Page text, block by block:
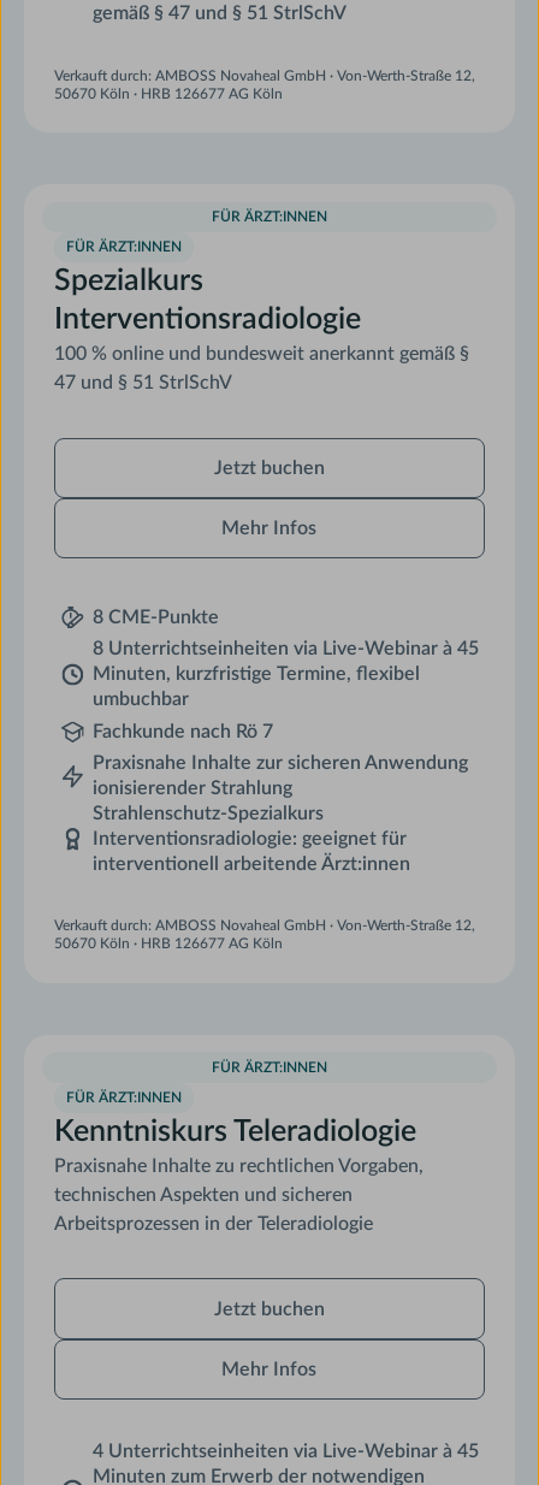
gemäß § 47 und § 51 StrlSchV
Verkauft durch: AMBOSS Novaheal GmbH · Von-Werth-Straße 12,
50670 Köln · HRB 126677 AG Köln
FÜR ÄRZT:INNEN
FÜR ÄRZT:INNEN
Spezialkurs
Interventionsradiologie
100 % online und bundesweit anerkannt gemäß §
47 und § 51 StrlSchV
buchen
Jetzt buchen
Mehr Infos
8 CME-Punkte
8 Unterrichtseinheiten via Live-Webinar à 45
Minuten, kurzfristige Termine, flexibel
umbuchbar
Fachkunde nach Rö 7
Praxisnahe Inhalte zur sicheren Anwendung
ionisierender Strahlung
Strahlenschutz-Spezialkurs
Interventionsradiologie: geeignet für
interventionell arbeitende Ärzt:innen
Verkauft durch: AMBOSS Novaheal GmbH · Von-Werth-Straße 12,
50670 Köln · HRB 126677 AG Köln
FÜR ÄRZT:INNEN
FÜR ÄRZT:INNEN
Kenntniskurs Teleradiologie
Praxisnahe Inhalte zu rechtlichen Vorgaben,
technischen Aspekten und sicheren
Arbeitsprozessen in der Teleradiologie
buchen
Jetzt buchen
Mehr Infos
4 Unterrichtseinheiten via Live-Webinar à 45
Minuten zum Erwerb der notwendigen